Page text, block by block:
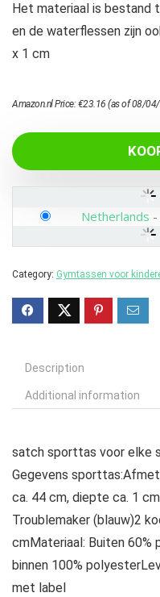
Het materiaal is bestand
en de waterflessen zijn
x 1 cm
Amazon.nl Price:€23.16 (as of 08/
Netherlands -
Category: Gymtassen voor
Description
Additional information
satch sporttas voor elke
Gegevens
ca. 44 cm, diepte ca. 1
Troublemaker (blauw)2
cmMateriaal: Buiten 60%
binnen 100%
met label